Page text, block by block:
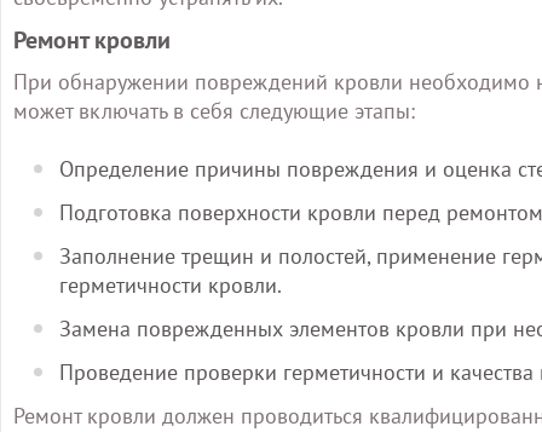
Ремонт кровли
При обнаружении повреждений кровли необходимо
может включать в себя следующие этапы:
Определение причины повреждения и оценка
Подготовка поверхности кровли перед
Заполнение трещин и полостей, применение
герметичности кровли.
Замена поврежденных элементов кровли при
Проведение проверки герметичности и
Ремонт кровли должен проводиться